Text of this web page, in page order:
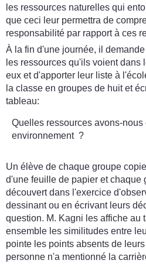
les ressources naturelles qui
que ceci leur permettra de
responsabilité par rapport à ces
À la fin d'une journée, il
les ressources qu'ils voient dans
eux et d'apporter leur liste à
la classe en groupes de huit et
tableau:
Quelles ressources avons-nous
environnement ?
Un élève de chaque groupe
d'une feuille de papier et chaque
découvert dans l'exercice
dessinant ou en écrivant leurs
question. M. Kagni les affiche au
ensemble les similitudes entre
pointe les points absents de
personne n'a mentionné la